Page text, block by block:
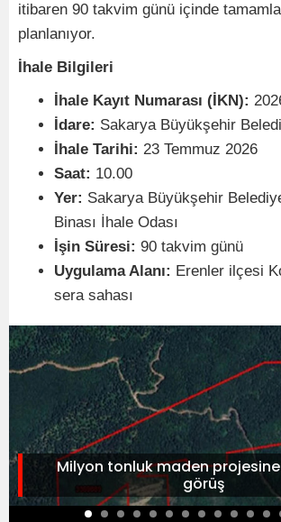
itibaren 90 takvim günü içinde
planlanıyor.
İhale Bilgileri
İhale Kayıt Numarası (İKN):
İdare: Sakarya Büyükşehir
İhale Tarihi: 23 Temmuz 2026
Saat: 10.00
Yer: Sakarya Büyükşehir
Binası İhale Odası
İşin Süresi: 90 takvim günü
Uygulama Alanı: Erenler ilçesi
sera sahası
Milyon tonluk maden projesine
görüş